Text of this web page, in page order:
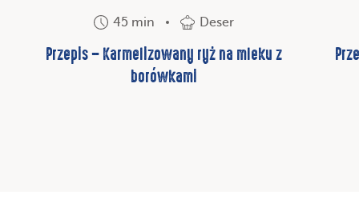
45 min Deser
Przepis – Karmelizowany ryż na mleku z
borówkami